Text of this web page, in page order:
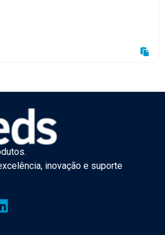
inovação e suporte